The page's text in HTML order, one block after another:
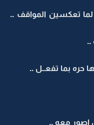
تعكسين المواقف ..
..
بما تفعــل ..
اصور معه ..